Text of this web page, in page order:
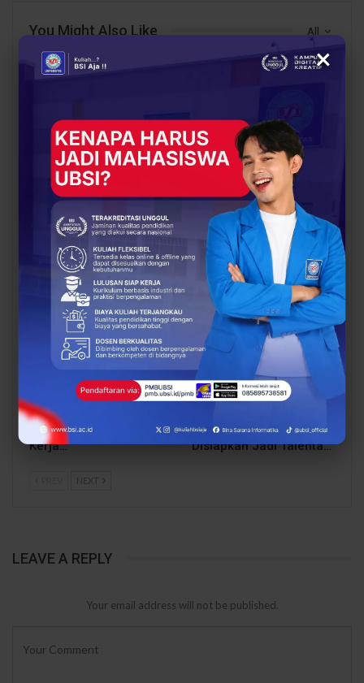
All
You Might Also Like
BERITA
Dukung Pelayanan Haji
dan Umrah, Mahasiswa
UBSI Hibahkan Aplikasi
ke Kemenag…
BSI Explore 2026 Resmi
Dimulai, 228 Mahasiswa
Siap Mengabdi di 38
Desa
BERITA
Perkuat Kolaborasi
Kampus, UBSI Kampus
Tasikmalaya dan UNIRU
Condong Sepakati
Kerja…
PENDIDIKAN
Bukan Cuma Bisa
Merawat Pasien,
Keperawatan UBSI
Disiapkan Jadi Talenta…
NEXT
LEAVE A REPLY
Your email address will not be published.
×